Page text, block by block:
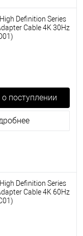
Definition Series
Cable 4K 30Hz
поступлении
Definition Series
Cable 4K 60Hz